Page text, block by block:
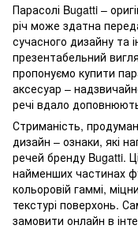
Парасолі Bugatti –
річ може здатна
сучасного дизайну та
презентабельний
пропонуємо купити
аксесуар –
речі вдало
Стриманість,
дизайн – ознаки, які
речей бренду Bugatti.
найменших частинах
кольоровій гаммі,
текстурі поверхонь.
замовити онлайн в